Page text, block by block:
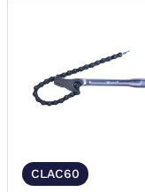
CLAC60